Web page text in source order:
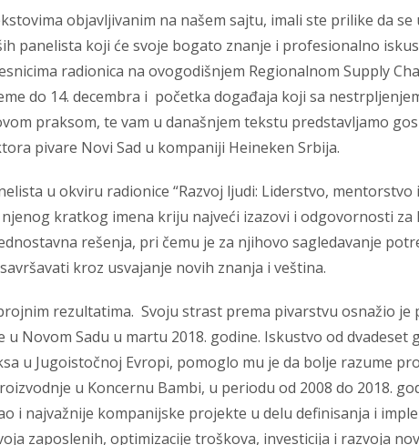
objavljivanim na našem sajtu, imali ste prilike da se
panelista koji će svoje bogato znanje i profesionalno
radionica na ovogodišnjem Regionalnom Supply
do 14. decembra i početka događaja koji sa
praksom, te vam u današnjem tekstu predstavljamo
pivare Novi Sad u kompaniji Heineken Srbija.
u okviru radionice “Razvoj ljudi: Liderstvo, mentorstvo
kratkog imena kriju najveći izazovi i odgovornosti za
rešenja, pri čemu je za njihovo sagledavanje
kroz usvajanje novih znanja i veština.
rezultatima. Svoju strast prema pivarstvu osnažio je
Novom Sadu u martu 2018. godine. Iskustvo od dvadeset
u Jugoistočnoj Evropi, pomoglo mu je da bolje razume
u Koncernu Bambi, u periodu od 2008 do 2018.
i najvažnije kompanijske projekte u delu definisanja i
zaposlenih, optimizacije troškova, investicija i razvoja